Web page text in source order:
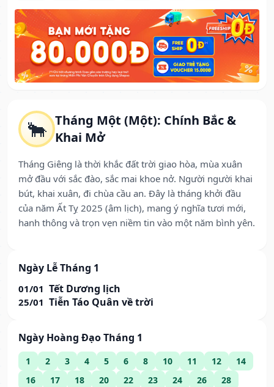
🐂 Tháng Một (Một): Chính Bắc &
Khai Mở
Tháng Giêng là thời khắc đất trời giao hòa, mùa xuân
mở đầu với sắc đào, sắc mai khoe nở. Người người khai
bút, khai xuân, đi chùa cầu an. Đây là tháng khởi đầu
của năm Ất Tỵ 2025 (âm lịch), mang ý nghĩa tươi mới,
hanh thông và trọn vẹn niềm tin vào một năm bình yên.
Ngày Lễ Tháng 1
01/01 Tết Dương lịch
25/01 Tiễn Táo Quân về trời
Ngày Hoàng Đạo Tháng 1
1 2 3 4 5 6 8 10 11 12
14
16
17 18 20 22 23 24 26
28